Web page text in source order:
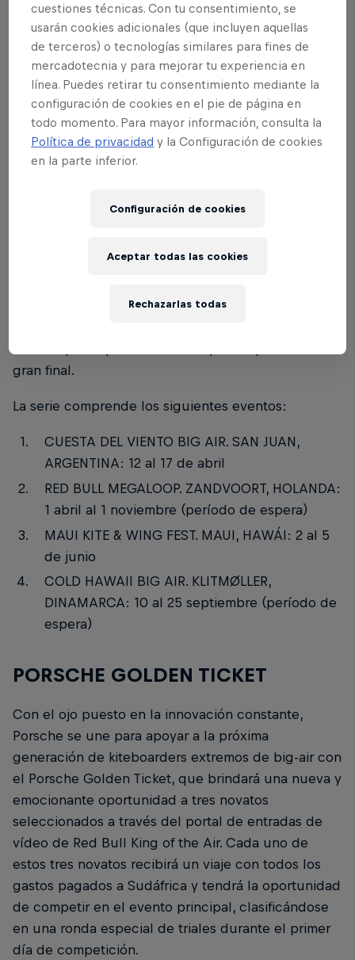
resultados de los eventos 'Fly-To') .
FLY-TO-EVENTS
Los jueces de Red Bull King of the Air evalúan a los
riders en base a unos criterios generales que
combinarán varios elementos. Fly-To Red Bull King
of the Air Qualifier Series es una gira mundial de
mismo formato y criterios de juzgamiento que
El ganador de cada prueba Fly-To Red Bull King of
pagados al Red Bull King of the Air en Ciudad del
gran final.
La serie comprende los siguientes eventos:
CUESTA DEL VIENTO BIG AIR. SAN JUAN,
ARGENTINA: 12 al 17 de abril
RED BULL MEGALOOP. ZANDVOORT, HOLANDA:
1 abril al 1 noviembre (período de espera)
MAUI KITE & WING FEST. MAUI, HAWÁI: 2 al 5
de junio
COLD HAWAII BIG AIR. KLITMØLLER,
DINAMARCA: 10 al 25 septiembre (período de
espera)
PORSCHE GOLDEN TICKET
Con el ojo puesto en la innovación constante,
Porsche se une para apoyar a la próxima
generación de kiteboarders extremos de big-air con
el Porsche Golden Ticket, que brindará una nueva y
emocionante oportunidad a tres novatos
seleccionados a través del portal de entradas de
vídeo de Red Bull King of the Air. Cada uno de
estos tres novatos recibirá un viaje con todos los
gastos pagados a Sudáfrica y tendrá la oportunidad
de competir en el evento principal, clasificándose
en una ronda especial de triales durante el primer
día de competición.
cuestiones técnicas. Con tu consentimiento, se
usarán cookies adicionales (que incluyen aquellas
de terceros) o tecnologías similares para fines de
mercadotecnia y para mejorar tu experiencia en
línea. Puedes retirar tu consentimiento mediante la
configuración de cookies en el pie de página en
todo momento. Para mayor información, consulta la
Política de privacidad y la Configuración de cookies
en la parte inferior.
Configuración de cookies
Rechazarlas todas
Aceptar todas las cookies